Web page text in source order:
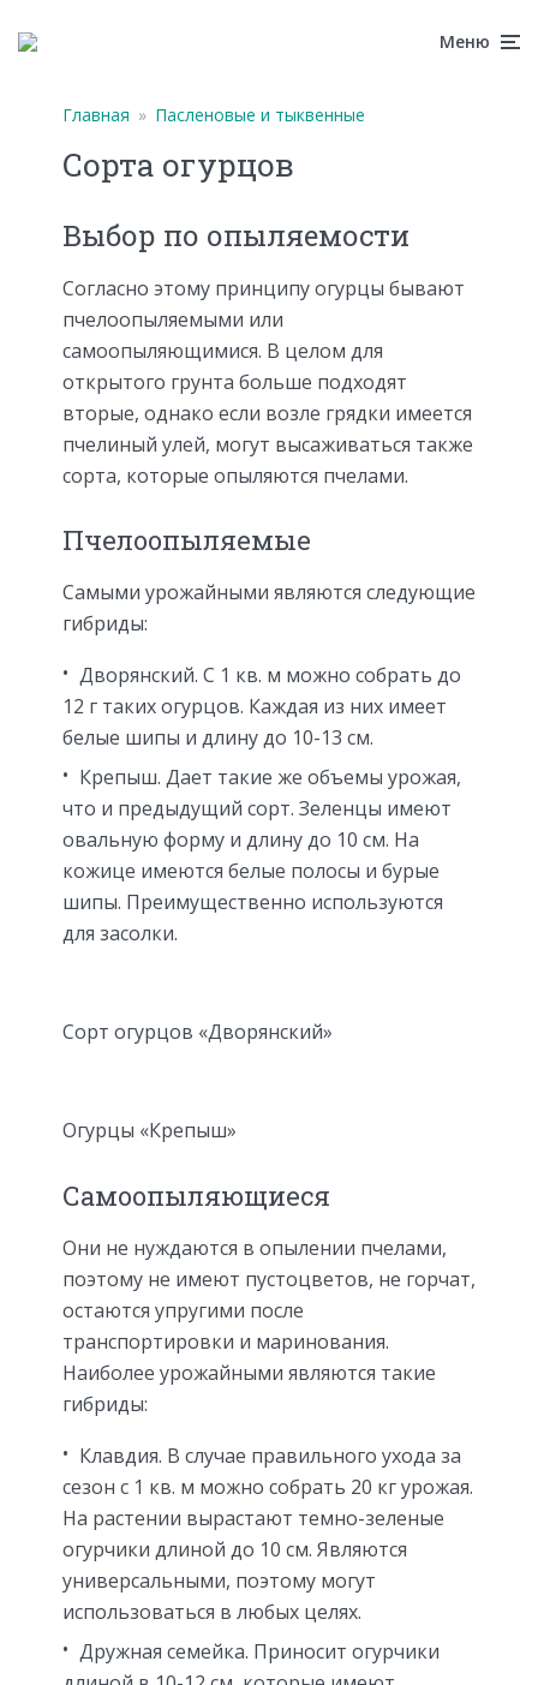
Меню
Главная » Пасленовые и тыквенные
Сорта огурцов
Выбор по опыляемости
Согласно этому принципу огурцы бывают
пчелоопыляемыми или
самоопыляющимися. В целом для
открытого грунта больше подходят
вторые, однако если возле грядки имеется
пчелиный улей, могут высаживаться также
сорта, которые опыляются пчелами.
Пчелоопыляемые
Самыми урожайными являются следующие
гибриды:
Дворянский. С 1 кв. м можно собрать до
12 г таких огурцов. Каждая из них имеет
белые шипы и длину до 10-13 см.
Крепыш. Дает такие же объемы урожая,
что и предыдущий сорт. Зеленцы имеют
овальную форму и длину до 10 см. На
кожице имеются белые полосы и бурые
шипы. Преимущественно используются
для засолки.
Сорт огурцов «Дворянский»
Огурцы «Крепыш»
Самоопыляющиеся
Они не нуждаются в опылении пчелами,
поэтому не имеют пустоцветов, не горчат,
остаются упругими после
транспортировки и маринования.
Наиболее урожайными являются такие
гибриды:
Клавдия. В случае правильного ухода за
сезон с 1 кв. м можно собрать 20 кг урожая.
На растении вырастают темно-зеленые
огурчики длиной до 10 см. Являются
универсальными, поэтому могут
использоваться в любых целях.
Дружная семейка. Приносит огурчики